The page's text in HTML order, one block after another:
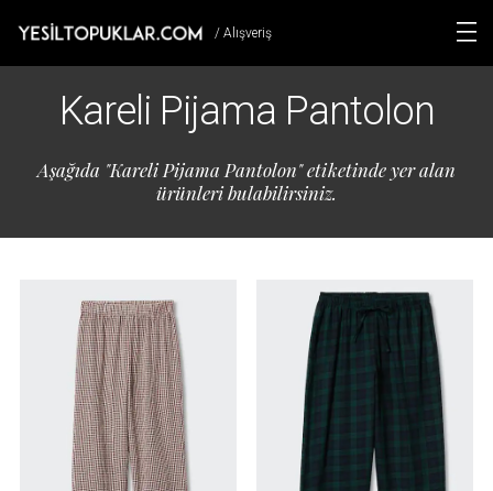
/ Alışveriş
Kareli Pijama Pantolon
Aşağıda "Kareli Pijama Pantolon" etiketinde yer alan
ürünleri bulabilirsiniz.